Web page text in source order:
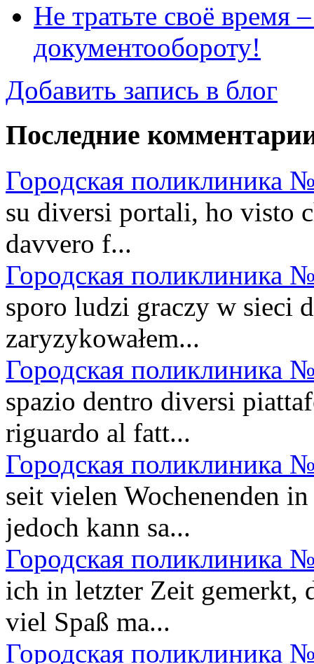
Не тратьте своё время
документообороту!
Добавить запись в блог
Последние
Городская поликлиника
su diversi portali, ho visto
davvero f...
Городская поликлиника
sporo ludzi graczy w sieci
zaryzykowałem...
Городская поликлиника
spazio dentro diversi
riguardo al fatt...
Городская поликлиника
seit vielen Wochenenden
jedoch kann sa...
Городская поликлиника
ich in letzter Zeit gemerkt,
viel Spaß ma...
Городская поликлиника